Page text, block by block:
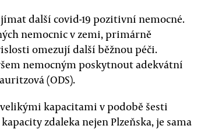
další covid-19 pozitivní nemocné.
nemocnic v zemi, primárně
omezují další běžnou péči.
nemocným poskytnout adekvátní
(ODS).
kapacitami v podobě šesti
zdaleka nejen Plzeňska, je sama